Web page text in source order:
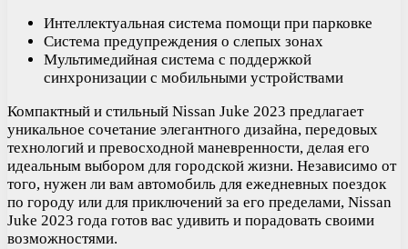
Интеллектуальная система помощи при парковке
Система предупреждения о слепых зонах
Мультимедийная система с поддержкой
синхронизации с мобильными устройствами
Компактный и стильный Nissan Juke 2023 предлагает
уникальное сочетание элегантного дизайна, передовых
технологий и превосходной маневренности, делая его
идеальным выбором для городской жизни. Независимо от
того, нужен ли вам автомобиль для ежедневных поездок
по городу или для приключений за его пределами, Nissan
Juke 2023 года готов вас удивить и порадовать своими
возможностями.